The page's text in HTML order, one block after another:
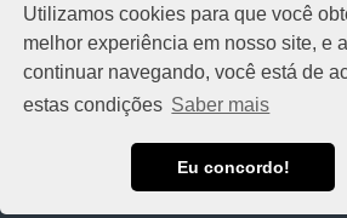
Utilizamos cookies para que você
melhor experiência em nosso site, e
continuar navegando, você está de
estas condições Saber mais
Eu concordo!
Copyright ©2026NOTICIOSO